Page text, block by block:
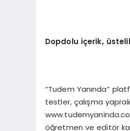
Dopdolu içerik,
“Tudem Yanında”
testler, çalışma
öğretmen ve editör